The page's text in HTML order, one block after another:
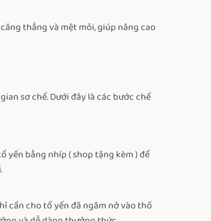
thẳng và mệt mỏi, giúp nâng cao
sơ chế. Dưới đây là các bước chế
yến bằng nhíp ( shop tặng kèm ) để
cần cho tổ yến đã ngâm nở vào thố